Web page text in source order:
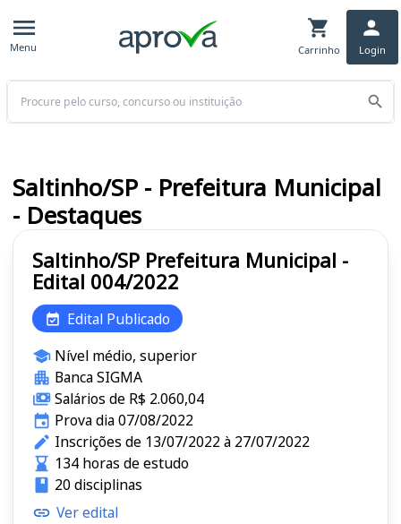
Menu Carrinho Login
Buscar
Saltinho/SP Prefeitura Municipal -
Edital 004/2022
Edital Publicado
Nível médio, superior
Banca SIGMA
Salários de R$ 2.060,04
Prova dia 07/08/2022
Inscrições de 13/07/2022 à 27/07/2022
134 horas de estudo
20 disciplinas
Ver edital
Saltinho/SP - Prefeitura Municipal
- Destaques